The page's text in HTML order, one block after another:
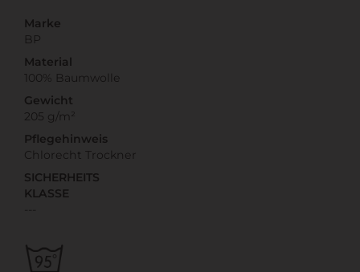
Marke
BP
Material
100% Baumwolle
Gewicht
205 g/m²
Pflegehinweis
Chlorecht Trockner
SICHERHEITS
KLASSE